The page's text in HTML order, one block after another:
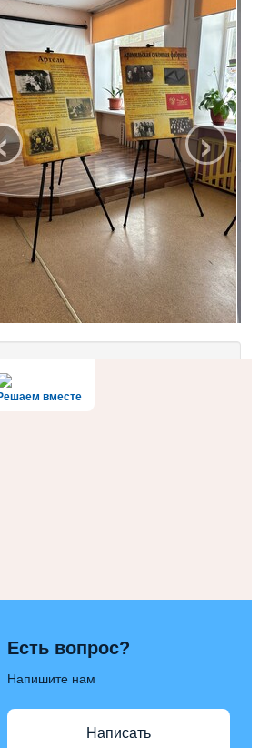
›
вместе
Есть вопрос?
Напишите нам
Написать